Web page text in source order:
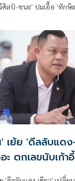
ศิลป์-ชนะ' ปมเอื้อ 'ทัก
' เย้ย 'ดีลลับแดง
อะ ตกเลขนับเก้